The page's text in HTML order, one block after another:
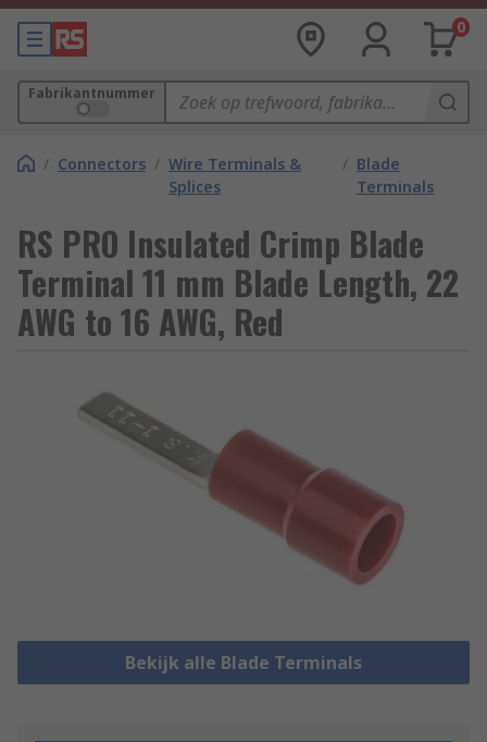
0
Fabrikantnummer
/ Connectors / Wire Terminals &
Splices
/ Blade
Terminals
RS PRO Insulated Crimp Blade
Terminal 11 mm Blade Length, 22
AWG to 16 AWG, Red
Bekijk alle Blade Terminals